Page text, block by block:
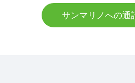
サンマリノへの通